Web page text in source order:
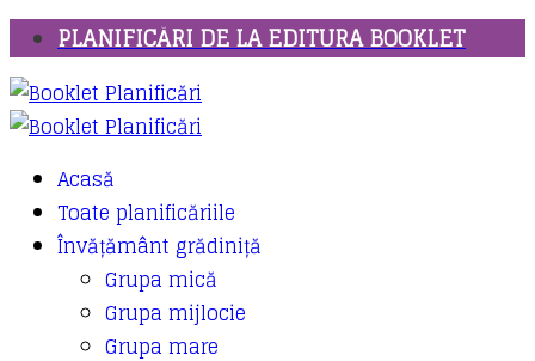
PLANIFICĂRI DE LA EDITURA BOOKLET
Acasă
Toate planificăriile
Învățământ grădiniță
Grupa mică
Grupa mijlocie
Grupa mare